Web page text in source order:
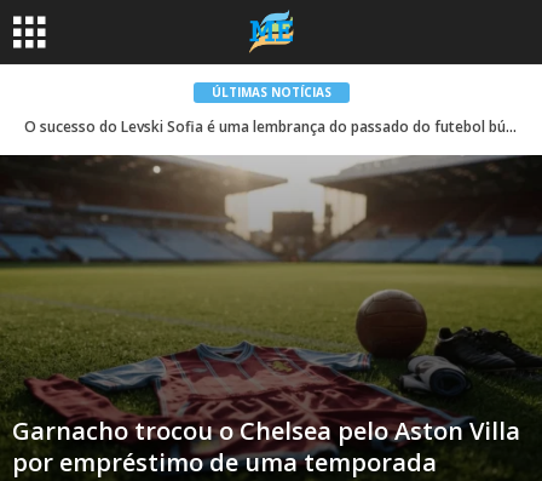
ÚLTIMAS NOTÍCIAS
O sucesso do Levski Sofia é uma lembrança do passado do futebol búlgaro – Jogo do Povo
Garnacho trocou o Chelsea pelo Aston Villa
por empréstimo de uma temporada